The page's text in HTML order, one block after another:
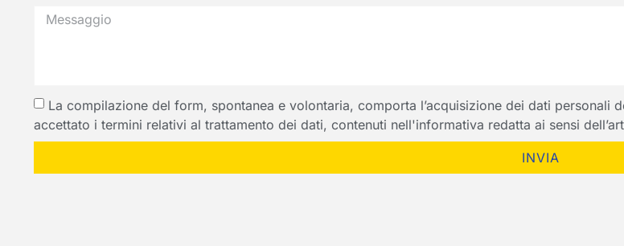
La compilazione del form, spontanea e volontaria, comporta l’acquisizione dei dati personali
accettato i termini relativi al trattamento dei dati, contenuti nell'informativa redatta ai sensi
INVIA